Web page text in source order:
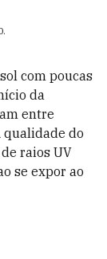
.
com poucas
da
entre
qualidade do
raios UV
se expor ao